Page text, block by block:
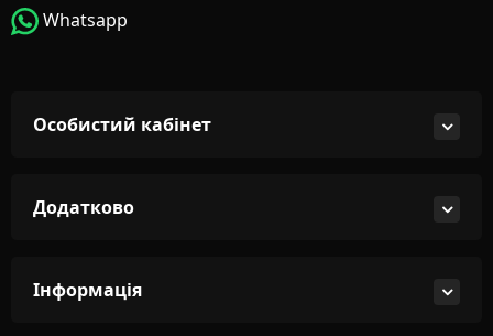
Whatsapp
Особистий кабінет
Додатково
Інформація